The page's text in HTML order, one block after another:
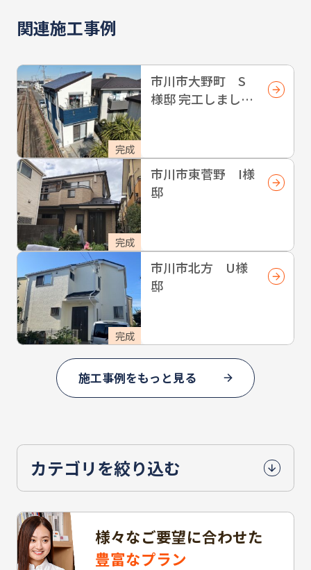
関連施工事例
完成
市川市大野町 S
様邸 完工しまし
完成
市川市東菅野 I様
邸
完成
市川市北方 U様
邸
施工事例をもっと見る
カテゴリを絞り込む
様々なご要望に合わせた
豊富なプラン